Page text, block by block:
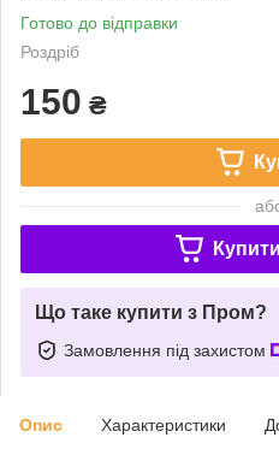
Готово до відправки
Роздріб
150 ₴
Що таке купити з Пром?
Замовлення під захистом
Опис Характеристики